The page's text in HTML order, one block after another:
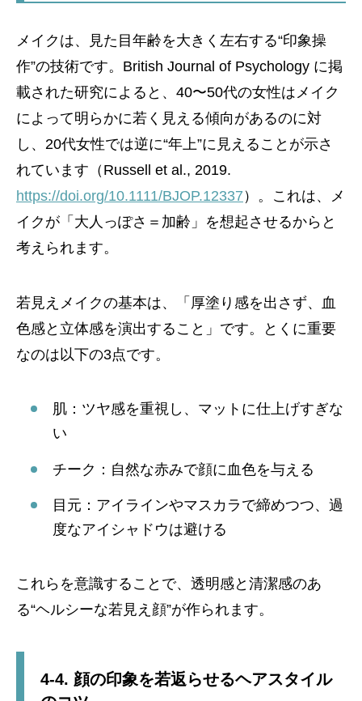
メイクは、見た目年齢を大きく左右する“印象操
作”の技術です。British Journal of Psychology に掲
載された研究によると、40〜50代の女性はメイク
によって明らかに若く見える傾向があるのに対
し、20代女性では逆に“年上”に見えることが示さ
れています（Russell et al., 2019.
https://doi.org/10.1111/BJOP.12337 ）。これは、メ
イクが「大人っぽさ＝加齢」を想起させるからと
考えられます。
若見えメイクの基本は、「厚塗り感を出さず、血
色感と立体感を演出すること」です。とくに重要
なのは以下の3点です。
肌：ツヤ感を重視し、マットに仕上げすぎな
い
チーク：自然な赤みで顔に血色を与える
目元：アイラインやマスカラで締めつつ、過
度なアイシャドウは避ける
これらを意識することで、透明感と清潔感のあ
る“ヘルシーな若見え顔”が作られます。
4-4. 顔の印象を若返らせるヘアスタイル